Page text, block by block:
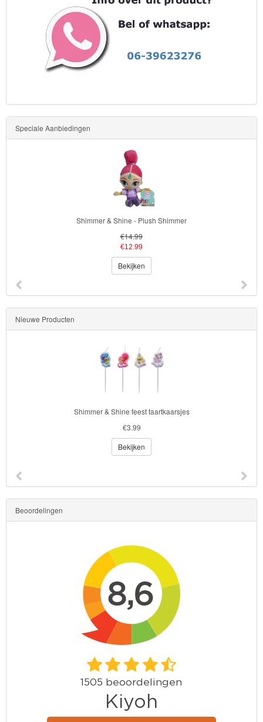
Speciale Aanbiedingen
Shimmer & Shine - Plush Shimmer
Nieuwe Producten
Shimmer & Shine feest taartkaarsjes
€3.99
Bekijken
Beoordelingen